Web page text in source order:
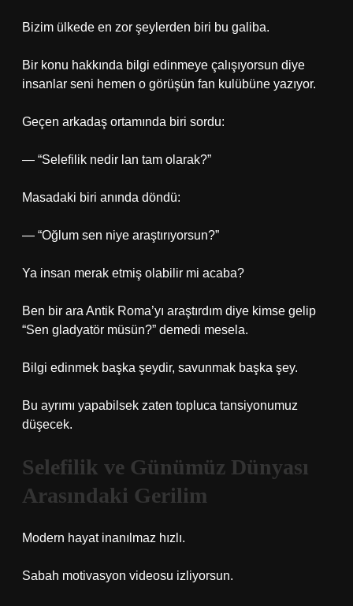
Bizim ülkede en zor şeylerden biri bu galiba.
Bir konu hakkında bilgi edinmeye çalışıyorsun diye
insanlar seni hemen o görüşün fan kulübüne yazıyor.
Geçen arkadaş ortamında biri sordu:
— “Selefilik nedir lan tam olarak?”
Masadaki biri anında döndü:
— “Oğlum sen niye araştırıyorsun?”
Ya insan merak etmiş olabilir mi acaba?
Ben bir ara Antik Roma’yı araştırdım diye kimse gelip
“Sen gladyatör müsün?” demedi mesela.
Bilgi edinmek başka şeydir, savunmak başka şey.
Bu ayrımı yapabilsek zaten topluca tansiyonumuz
düşecek.
Selefilik ve Günümüz Dünyası
Arasındaki Gerilim
Modern hayat inanılmaz hızlı.
Sabah motivasyon videosu izliyorsun.